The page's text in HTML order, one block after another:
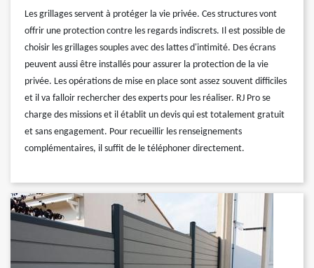
Les grillages servent à protéger la vie privée. Ces structures vont
offrir une protection contre les regards indiscrets. Il est possible de
choisir les grillages souples avec des lattes d'intimité. Des écrans
peuvent aussi être installés pour assurer la protection de la vie
privée. Les opérations de mise en place sont assez souvent difficiles
et il va falloir rechercher des experts pour les réaliser. RJ Pro se
charge des missions et il établit un devis qui est totalement gratuit
et sans engagement. Pour recueillir les renseignements
complémentaires, il suffit de le téléphoner directement.